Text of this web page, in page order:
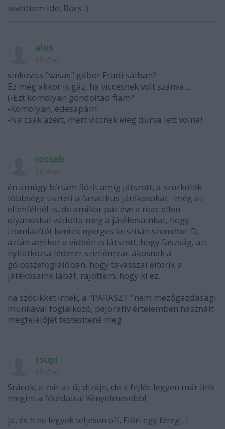
tevedtem ide. Bocs :)
ales
sinkovics "vasas" gábor Fradi sálban?
Ez még akkor is gáz, ha viccesnek volt szánva...
(-Ezt komolyan gondoltad fiam?
-Komolyan, édesapám!
-Na csak azért, mert viccnek elég durva lett volna!
rosseb
én amúgy bírtam flórit amíg játszott, a szurkolók
többsége tiszteli a fanatikus játékosokat - még az
ellenfélnél is, de amikor pár éve a reac ellen
olyanokkal vádolta meg a játékosainkat, hogy
izomlazítót kentek nyerges krisztián szemébe :D,
aztán amikor a videón is látszott, hogy faszság, azt
nyilatkozta léderer szinténreac ákosnak a
gólösszefoglalóban, hogy tavasszal eltörik a
játékosaink lábát, rájöttem, hogy ki ez.
ha szócikket írnék, a "PARASZT" nem mezőgazdasági
munkával foglalkozó, pejoratív értelemben használt
megfelelőjét testesítené meg.
csupi
Srácok, a zsír az új dizájn, de a fejléc legyen már link
megint a főoldalra! Kényelmesebb!
Ja, és h ne legyek teljesen off, Flóri egy féreg...!